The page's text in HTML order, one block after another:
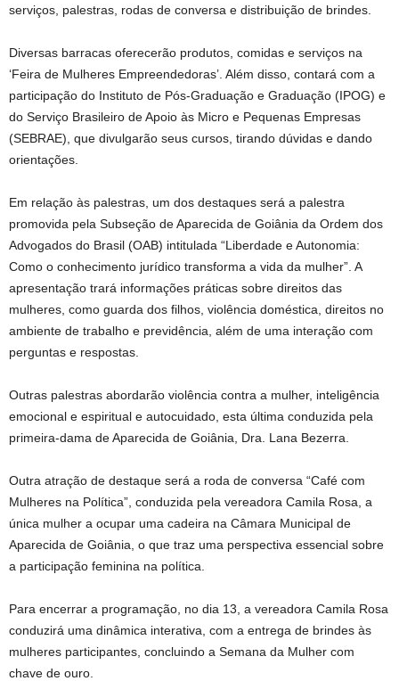
serviços, palestras, rodas de conversa e distribuição de brindes.
Diversas barracas oferecerão produtos, comidas e serviços na
‘Feira de Mulheres Empreendedoras’. Além disso, contará com a
participação do Instituto de Pós-Graduação e Graduação (IPOG) e
do Serviço Brasileiro de Apoio às Micro e Pequenas Empresas
(SEBRAE), que divulgarão seus cursos, tirando dúvidas e dando
orientações.
Em relação às palestras, um dos destaques será a palestra
promovida pela Subseção de Aparecida de Goiânia da Ordem dos
Advogados do Brasil (OAB) intitulada “Liberdade e Autonomia:
Como o conhecimento jurídico transforma a vida da mulher”. A
apresentação trará informações práticas sobre direitos das
mulheres, como guarda dos filhos, violência doméstica, direitos no
ambiente de trabalho e previdência, além de uma interação com
perguntas e respostas.
Outras palestras abordarão violência contra a mulher, inteligência
emocional e espiritual e autocuidado, esta última conduzida pela
primeira-dama de Aparecida de Goiânia, Dra. Lana Bezerra.
Outra atração de destaque será a roda de conversa “Café com
Mulheres na Política”, conduzida pela vereadora Camila Rosa, a
única mulher a ocupar uma cadeira na Câmara Municipal de
Aparecida de Goiânia, o que traz uma perspectiva essencial sobre
a participação feminina na política.
Para encerrar a programação, no dia 13, a vereadora Camila Rosa
conduzirá uma dinâmica interativa, com a entrega de brindes às
mulheres participantes, concluindo a Semana da Mulher com
chave de ouro.